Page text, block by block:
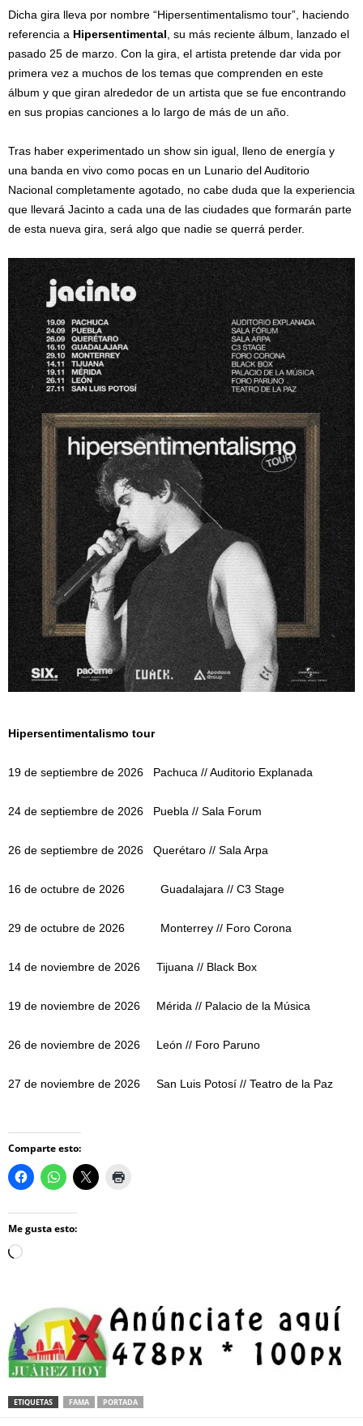
Dicha gira lleva por nombre “Hipersentimentalismo tour”, haciendo
referencia a Hipersentimental , su más reciente álbum, lanzado el
pasado 25 de marzo. Con la gira, el artista pretende dar vida por
primera vez a muchos de los temas que comprenden en este
álbum y que giran alrededor de un artista que se fue encontrando
en sus propias canciones a lo largo de más de un año.
Tras haber experimentado un show sin igual, lleno de energía y
una banda en vivo como pocas en un Lunario del Auditorio
Nacional completamente agotado, no cabe duda que la experiencia
que llevará Jacinto a cada una de las ciudades que formarán parte
de esta nueva gira, será algo que nadie se querrá perder.
Hipersentimentalismo tour
19 de septiembre de 2026 Pachuca // Auditorio Explanada
24 de septiembre de 2026 Puebla // Sala Forum
26 de septiembre de 2026 Querétaro // Sala Arpa
16 de octubre de 2026 Guadalajara // C3 Stage
29 de octubre de 2026 Monterrey // Foro Corona
14 de noviembre de 2026 Tijuana // Black Box
19 de noviembre de 2026 Mérida // Palacio de la Música
26 de noviembre de 2026 León // Foro Paruno
27 de noviembre de 2026 San Luis Potosí // Teatro de la Paz
Comparte esto:
Me gusta esto:
Loading…
ETIQUETAS FAMA PORTADA